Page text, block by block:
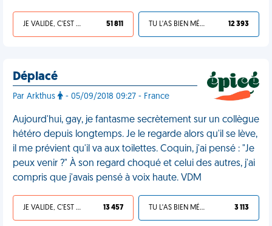
JE VALIDE, C'EST UNE VDM 51 811 TU L'AS BIEN MÉRITÉ 12 393
Déplacé
Par Arkthus - 05/09/2018 09:27 - France
Aujourd'hui, gay, je fantasme secrètement sur un collègue
hétéro depuis longtemps. Je le regarde alors qu'il se lève,
il me prévient qu'il va aux toilettes. Coquin, j'ai pensé : "Je
peux venir ?" À son regard choqué et celui des autres, j'ai
compris que j'avais pensé à voix haute. VDM
JE VALIDE, C'EST UNE VDM 13 457 TU L'AS BIEN MÉRITÉ 3 113